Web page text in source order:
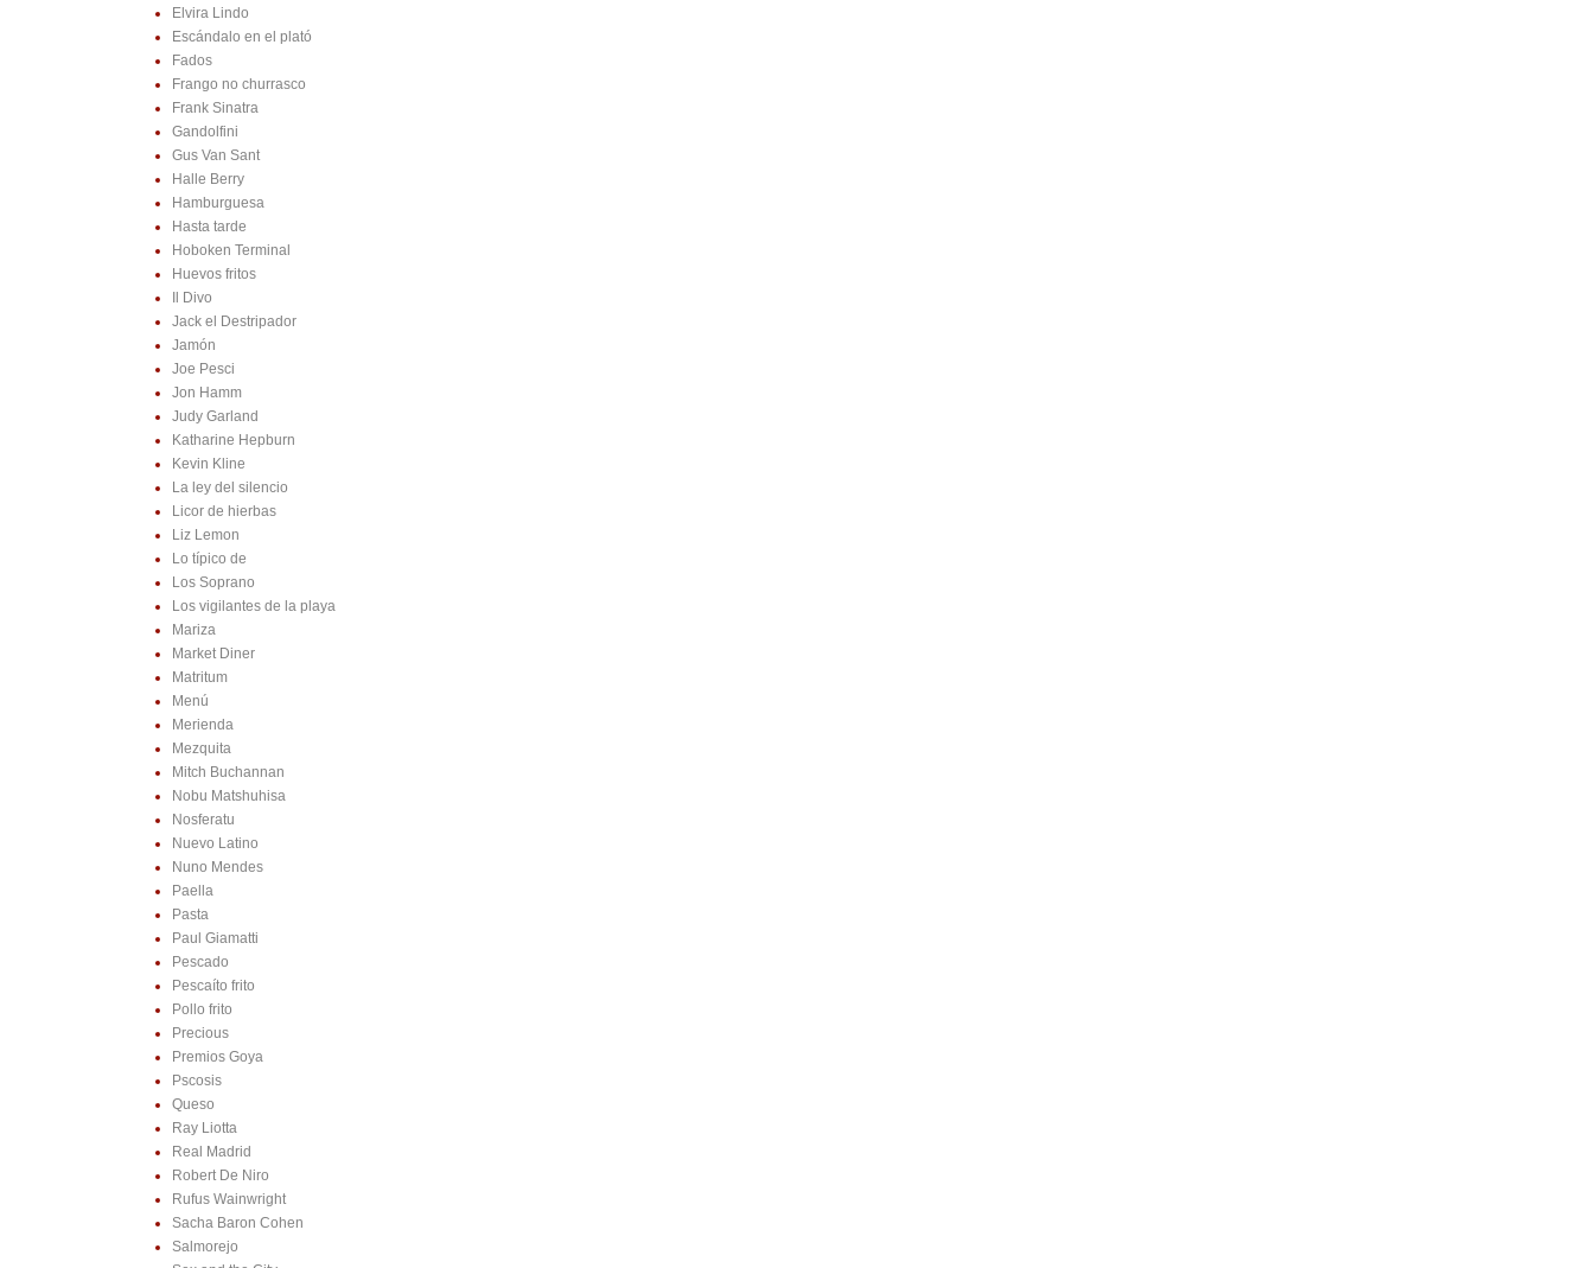
Elvira Lindo
Escándalo en el plató
Fados
Frango no churrasco
Frank Sinatra
Gandolfini
Gus Van Sant
Halle Berry
Hamburguesa
Hasta tarde
Hoboken Terminal
Huevos fritos
Il Divo
Jack el Destripador
Jamón
Joe Pesci
Jon Hamm
Judy Garland
Katharine Hepburn
Kevin Kline
La ley del silencio
Licor de hierbas
Liz Lemon
Lo típico de
Los Soprano
Los vigilantes de la playa
Mariza
Market Diner
Matritum
Menú
Merienda
Mezquita
Mitch Buchannan
Nobu Matshuhisa
Nosferatu
Nuevo Latino
Nuno Mendes
Paella
Pasta
Paul Giamatti
Pescado
Pescaíto frito
Pollo frito
Precious
Premios Goya
Pscosis
Queso
Ray Liotta
Real Madrid
Robert De Niro
Rufus Wainwright
Sacha Baron Cohen
Salmorejo